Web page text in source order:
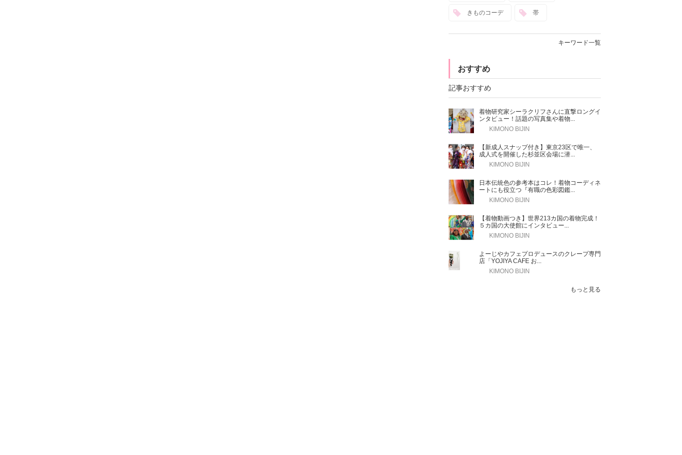
きものコーデ 帯
キーワード一覧
おすすめ
記事おすすめ
着物研究家シーラクリフさんに直撃ロングイ
ンタビュー！話題の写真集や着物...
KIMONO BIJIN
【新成人スナップ付き】東京23区で唯一、
成人式を開催した杉並区会場に潜...
KIMONO BIJIN
日本伝統色の参考本はコレ！着物コーディネ
ートにも役立つ『有職の色彩図鑑...
KIMONO BIJIN
【着物動画つき】世界213カ国の着物完成！
５カ国の大使館にインタビュー...
KIMONO BIJIN
よーじやカフェプロデュースのクレープ専門
店「YOJIYA CAFE お...
KIMONO BIJIN
もっと見る